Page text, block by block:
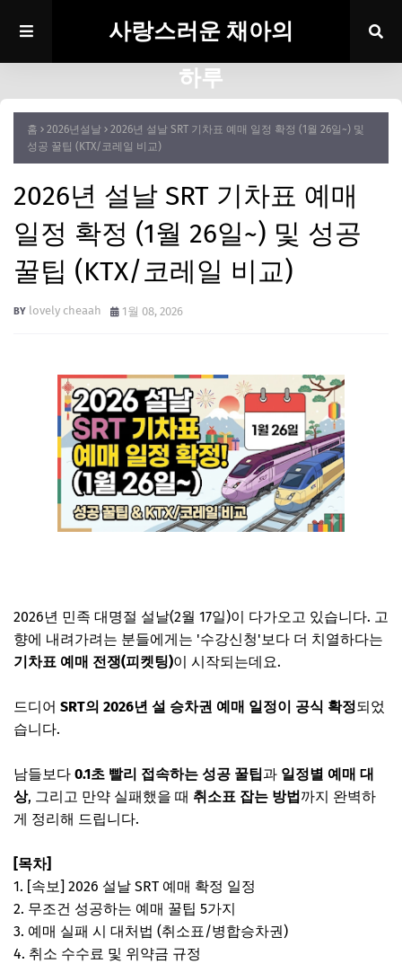
사랑스러운 채아의
하루
홈 2026년설날
2026년 설날 SRT 기차표 예매 일정 확정 (1월 26일~) 및
성공 꿀팁 (KTX/코레일 비교)
2026년 설날 SRT 기차표 예매
일정 확정 (1월 26일~) 및 성공
꿀팁 (KTX/코레일 비교)
lovely cheaah 1월 08, 2026
2026년 민족 대명절 설날(2월 17일)이 다가오고 있습니다. 고
향에 내려가려는 분들에게는 '수강신청'보다 더 치열하다는
기차표 예매 전쟁(피켓팅)이 시작되는데요.
드디어 SRT의 2026년 설 승차권 예매 일정이 공식 확정되었
습니다.
남들보다 0.1초 빨리 접속하는 성공 꿀팁과 일정별 예매 대
상, 그리고 만약 실패했을 때 취소표 잡는 방법 까지 완벽하
게 정리해 드립니다.
[목차]
1. [속보] 2026 설날 SRT 예매 확정 일정
2. 무조건 성공하는 예매 꿀팁 5가지
3. 예매 실패 시 대처법 (취소표/병합승차권)
4. 취소 수수료 및 위약금 규정